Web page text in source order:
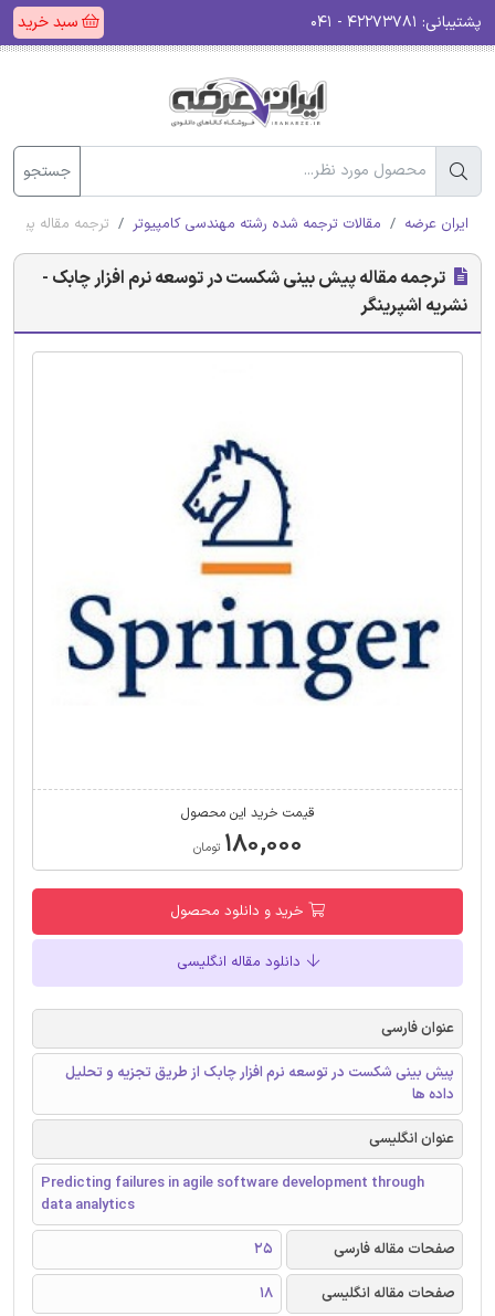
پشتیبانی: سبد خرید
جستجو
ایران عرضه مقالات ترجمه شده رشته مهندسی کامپیوتر ترجمه مقاله پیش
ترجمه مقاله پیش بینی شکست در توسعه نرم افزار چابک -
نشریه اشپرینگر
قیمت خرید این محصول
۱۸۰,۰۰۰ تومان
خرید و دانلود محصول
دانلود مقاله انگلیسی
عنوان فارسی
پیش بینی شکست در توسعه نرم افزار چابک از طریق تجزیه و تحلیل
داده ها
عنوان انگلیسی
Predicting failures in agile software development through
data analytics
صفحات مقاله فارسی
25
صفحات مقاله انگلیسی
18